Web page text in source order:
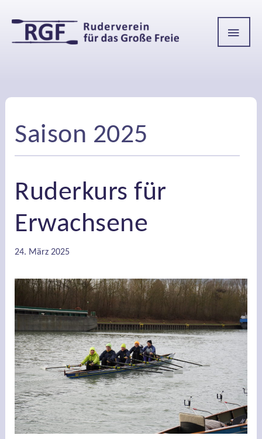
Ruderkurs für
Erwachsene
Saison 2025
24. März 2025